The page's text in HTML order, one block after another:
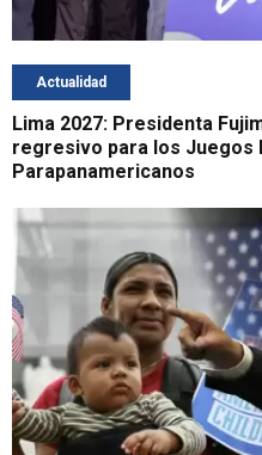
Actualidad
Lima 2027: Presidenta
regresivo para los Juegos
Parapanamericanos